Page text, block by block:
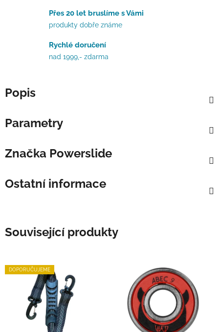
Přes 20 let bruslíme s Vámi
produkty dobře známe
Rychlé doručení
nad 1999,- zdarma
Popis
Parametry
Značka Powerslide
Ostatní informace
Související produkty
DOPORUČUJEME